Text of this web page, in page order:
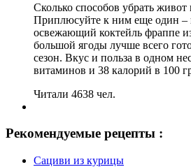
Сколько способов убрать живот
Приплюсуйте к ним еще один –
освежающий коктейль фраппе
большой ягоды лучше всего
сезон. Вкус и польза в одном
витаминов и 38 калорий в 100
Читали 4638 чел.
Рекомендуемые рецепты :
Сациви из курицы